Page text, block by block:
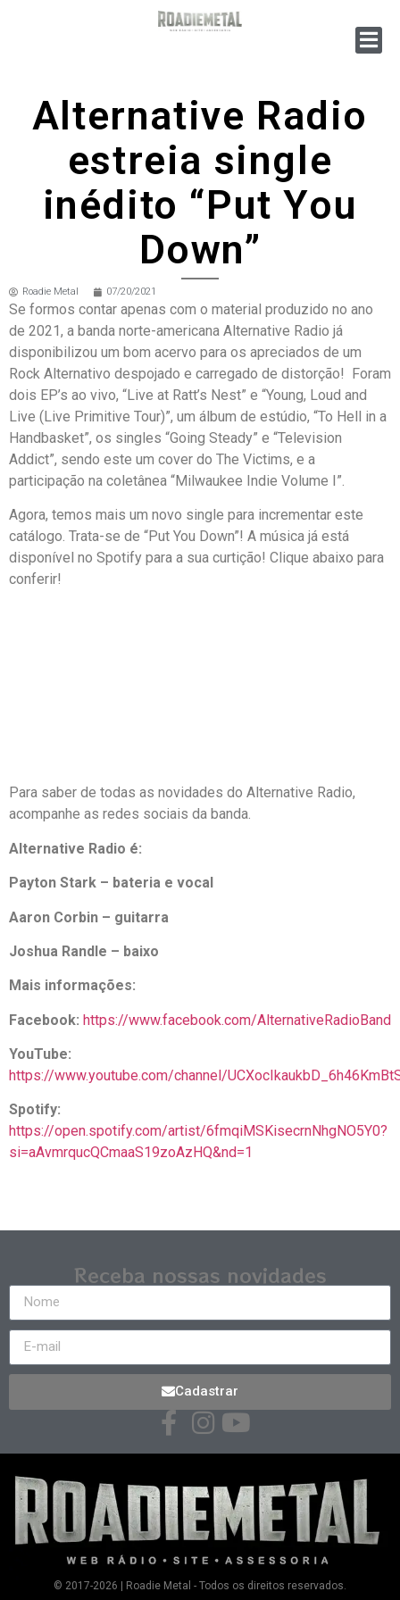
Alternative Radio
estreia single
inédito “Put You
Down”
Roadie Metal 07/20/2021
Se formos contar apenas com o material produzido no ano
de 2021, a banda norte-americana Alternative Radio já
disponibilizou um bom acervo para os apreciados de um
Rock Alternativo despojado e carregado de distorção! Foram
dois EP’s ao vivo, “Live at Ratt’s Nest” e “Young, Loud and
Live (Live Primitive Tour)”, um álbum de estúdio, “To Hell in a
Handbasket”, os singles “Going Steady” e “Television
Addict”, sendo este um cover do The Victims, e a
participação na coletânea “Milwaukee Indie Volume I”.
Agora, temos mais um novo single para incrementar este
catálogo. Trata-se de “Put You Down”! A música já está
disponível no Spotify para a sua curtição! Clique abaixo para
conferir!
Para saber de todas as novidades do Alternative Radio,
acompanhe as redes sociais da banda.
Alternative Radio é:
Payton Stark – bateria e vocal
Aaron Corbin – guitarra
Joshua Randle – baixo
Mais informações:
Facebook: https://www.facebook.com/AlternativeRadioBand
YouTube:
https://www.youtube.com/channel/
Spotify:
https://open.spotify.com/artist/6fmqiMSKisecrnNhgNO5Y0?
si=aAvmrqucQCmaaS19zoAzHQ&nd=1
Receba nossas novidades
Cadastrar
© 2017-2026 | Roadie Metal - Todos os direitos reservados.